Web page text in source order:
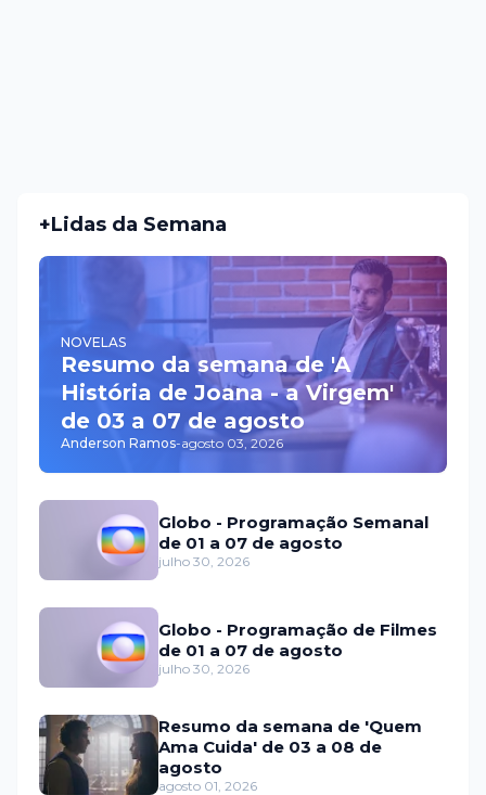
+Lidas da Semana
NOVELAS
Resumo da semana de 'A
História de Joana - a Virgem'
de 03 a 07 de agosto
Anderson Ramos-agosto 03, 2026
Globo - Programação Semanal
de 01 a 07 de agosto
julho 30, 2026
Globo - Programação de Filmes
de 01 a 07 de agosto
julho 30, 2026
Resumo da semana de 'Quem
Ama Cuida' de 03 a 08 de
agosto
agosto 01, 2026